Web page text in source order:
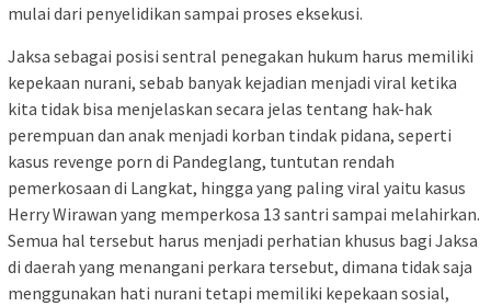
mulai dari penyelidikan sampai proses eksekusi.
Jaksa sebagai posisi sentral penegakan hukum harus memiliki
kepekaan nurani, sebab banyak kejadian menjadi viral ketika
kita tidak bisa menjelaskan secara jelas tentang hak-hak
perempuan dan anak menjadi korban tindak pidana, seperti
kasus revenge porn di Pandeglang, tuntutan rendah
pemerkosaan di Langkat, hingga yang paling viral yaitu kasus
Herry Wirawan yang memperkosa 13 santri sampai melahirkan.
Semua hal tersebut harus menjadi perhatian khusus bagi Jaksa
di daerah yang menangani perkara tersebut, dimana tidak saja
menggunakan hati nurani tetapi memiliki kepekaan sosial,